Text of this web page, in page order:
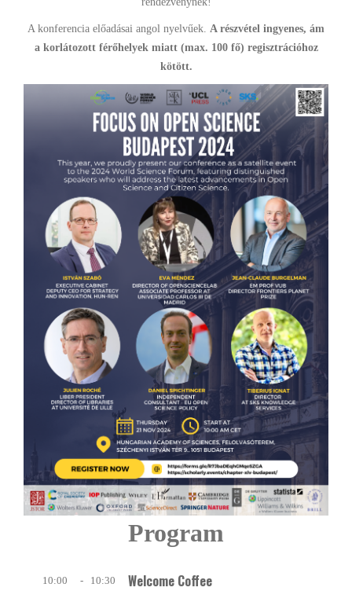
A konferencia előadásai angol nyelvűek. A részvétel ingyenes, ám
a korlátozott férőhelyek miatt (max. 100 fő) regisztrációhoz
kötött.
Program
10:00 - 10:30 Welcome Coffee